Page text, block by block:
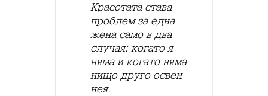
Красотата става
проблем за една
жена само в два
случая: когато я
няма и когато няма
нищо друго освен
нея.